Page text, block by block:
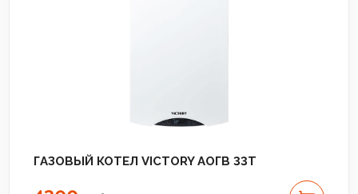
ГАЗОВЫЙ КОТЕЛ VICTORY АОГВ 33T